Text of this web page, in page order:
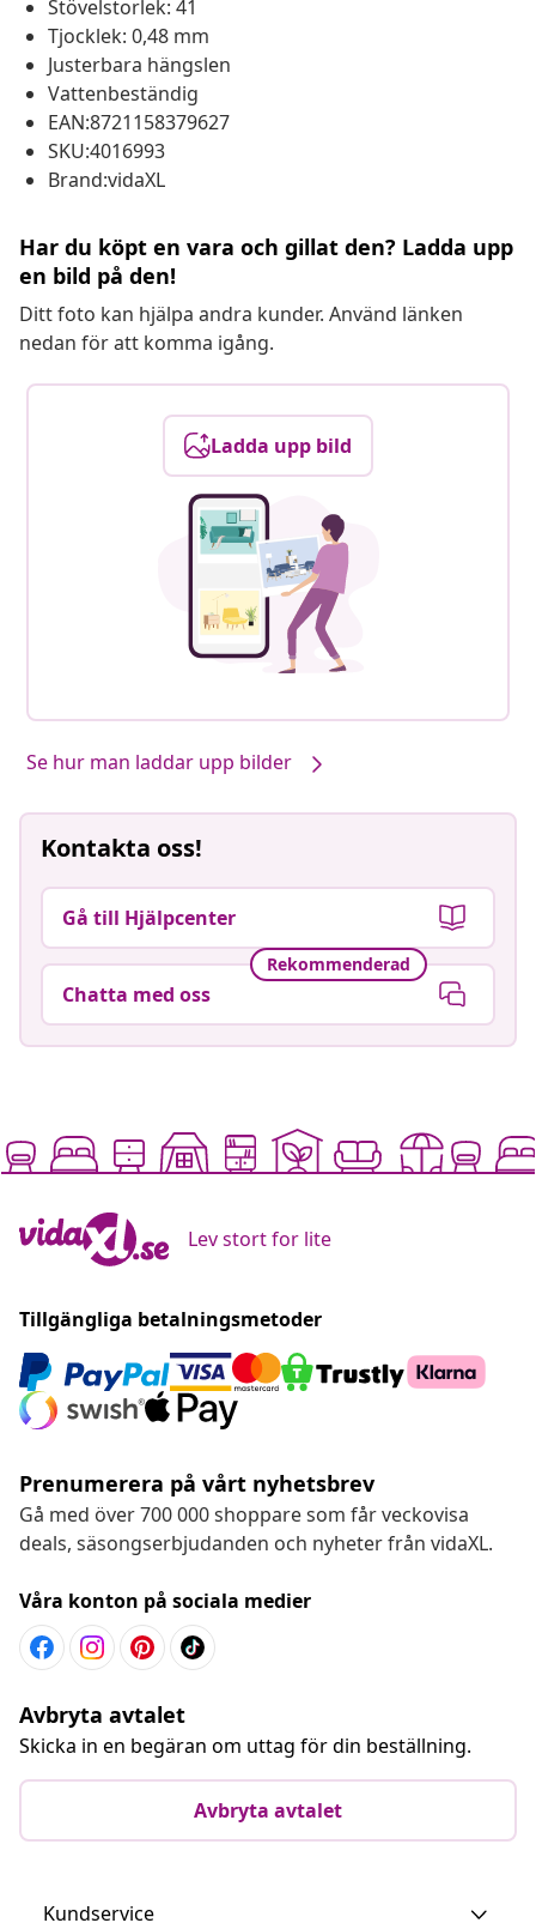
Stövelstorlek: 41
Tjocklek: 0,48 mm
Justerbara hängslen
Vattenbeständig
EAN:8721158379627
SKU:4016993
Brand:vidaXL
Har du köpt en vara och gillat den? Ladda upp
en bild på den!
Ditt foto kan hjälpa andra kunder. Använd länken
nedan för att komma igång.
Ladda upp bild
Se hur man laddar upp bilder
Kontakta oss!
Gå till Hjälpcenter
Rekommenderad
Chatta med oss
Lev stort for lite
Tillgängliga betalningsmetoder
Prenumerera på vårt nyhetsbrev
Gå med över 700 000 shoppare som får veckovisa
deals, säsongserbjudanden och nyheter från vidaXL.
Våra konton på sociala medier
Avbryta avtalet
Skicka in en begäran om uttag för din beställning.
Avbryta avtalet
Kundservice